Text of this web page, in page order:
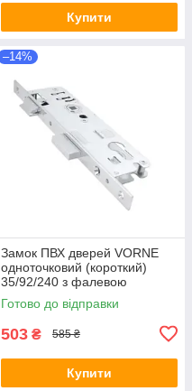
Купити
–14%
Замок ПВХ дверей VORNE
одноточковий (короткий)
35/92/240 з фалевою
клямкою V.7322.0103
Готово до відправки
503 ₴ 585 ₴
Купити